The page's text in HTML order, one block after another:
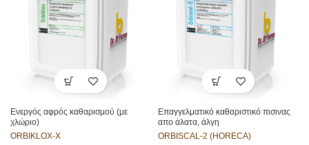
Ενεργός αφρός καθαρισμού (με
χλώριο)
ORBIKLOX-X
Επαγγελματικό καθαριστικό πισινας
απο άλατα, άλγη
ORBISCAL-2 (HORECA)